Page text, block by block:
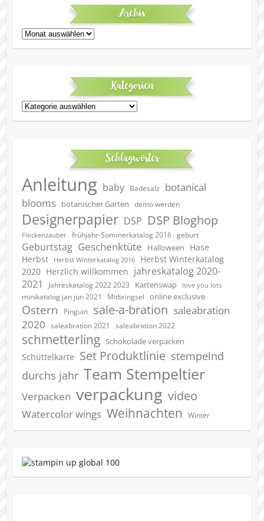
Archiv
Archiv
Kategorien
Kategorien
Schlagwörter
Anleitung baby Badesalz
botanical
blooms botanischer Garten demo werden
Designerpapier DSP DSP Bloghop
Flockenzauber frühjahr-Sommerkatalog 2016 geburt
Geburtstag Geschenktüte Halloween
Hase
Herbst
Herbst Winterkatalog 2016
Herbst Winterkatalog
2020 Herzlich willkommen jahreskatalog 2020-
2021
Jahreskatalog 2022 2023 Kartenswap love you lots
minikatalog jan jun 2021 Mitbringsel online exclusive
Ostern Pinguin sale-a-bration saleabration
2020
saleabration 2021 saleabration 2022
schmetterling Schokolade verpacken
Schüttelkarte Set Produktlinie stempelnd
durchs jahr Team Stempeltier
Verpacken verpackung video
Watercolor wings Weihnachten Winter